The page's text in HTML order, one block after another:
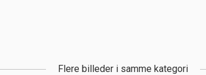
Flere billeder i samme kategori